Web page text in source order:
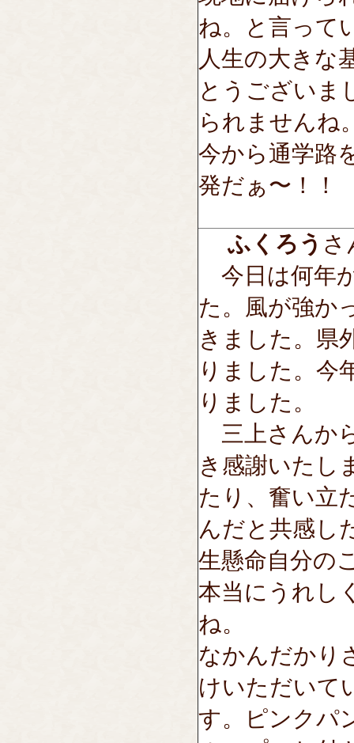
ね。と言って
人生の大きな
とうございま
られませんね
今から通学路
発だぁ〜！！
ふくろう さ
今日は何年
た。風が強か
きました。県
りました。今
りました。
三上さんか
き感謝いたし
たり、奮い立
んだと共感し
生懸命自分の
本当にうれし
ね。
なかんだかり
けいただいて
す。ピンクパ